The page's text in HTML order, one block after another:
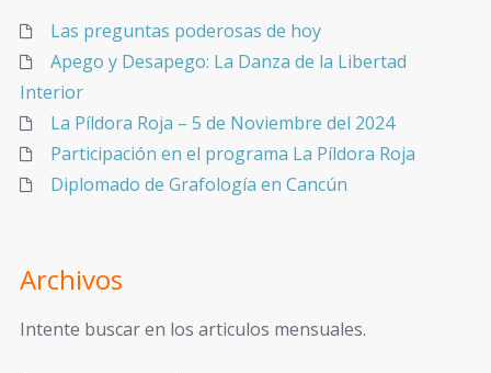
Las preguntas poderosas de hoy
Apego y Desapego: La Danza de la Libertad
Interior
La Píldora Roja – 5 de Noviembre del 2024
Participación en el programa La Píldora Roja
Diplomado de Grafología en Cancún
Archivos
Intente buscar en los articulos mensuales.